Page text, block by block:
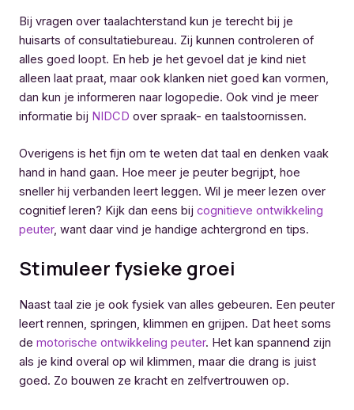
Bij vragen over taalachterstand kun je terecht bij je
huisarts of consultatiebureau. Zij kunnen controleren of
alles goed loopt. En heb je het gevoel dat je kind niet
alleen laat praat, maar ook klanken niet goed kan vormen,
dan kun je informeren naar logopedie. Ook vind je meer
informatie bij NIDCD over spraak- en taalstoornissen.
Overigens is het fijn om te weten dat taal en denken vaak
hand in hand gaan. Hoe meer je peuter begrijpt, hoe
sneller hij verbanden leert leggen. Wil je meer lezen over
cognitief leren? Kijk dan eens bij cognitieve ontwikkeling
peuter, want daar vind je handige achtergrond en tips.
Stimuleer fysieke groei
Naast taal zie je ook fysiek van alles gebeuren. Een peuter
leert rennen, springen, klimmen en grijpen. Dat heet soms
de motorische ontwikkeling peuter. Het kan spannend zijn
als je kind overal op wil klimmen, maar die drang is juist
goed. Zo bouwen ze kracht en zelfvertrouwen op.